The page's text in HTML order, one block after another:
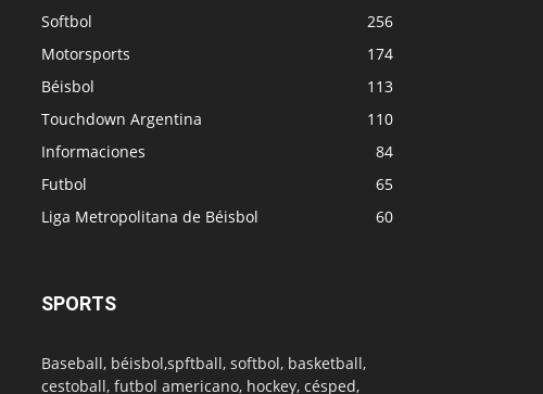
Softbol
256
Motorsports
174
Béisbol
113
Touchdown Argentina
110
Informaciones
84
Futbol
65
Liga Metropolitana de Béisbol
60
SPORTS
Baseball, béisbol,spftball, softbol, basketball,
cestoball, futbol americano, hockey, césped,